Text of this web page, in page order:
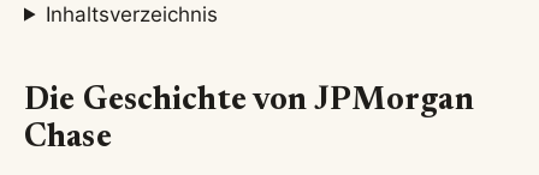
Inhaltsverzeichnis
Die Geschichte von JPMorgan
Chase